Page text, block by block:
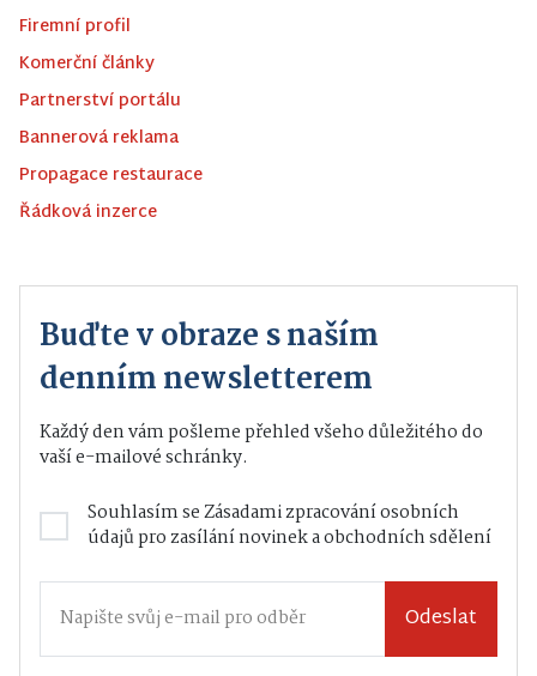
Firemní profil
Komerční články
Partnerství portálu
Bannerová reklama
Propagace restaurace
Řádková inzerce
Buďte v obraze s naším
denním newsletterem
Každý den vám pošleme přehled všeho důležitého do
vaší e-mailové schránky.
Souhlasím seZásadami zpracování osobních
údajůpro zasílání novinek a obchodních sdělení
Odeslat